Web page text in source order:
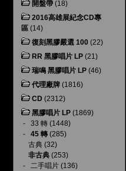
開盤帶 (18)
2016高雄展紀念CD專
區 (14)
復刻黑膠嚴選 100 (22)
RR 黑膠唱片 LP (21)
瑞鳴 黑膠唱片 LP (46)
代理廠牌 (1816)
CD (2312)
黑膠唱片 LP (1869)
- 33 轉 (1448)
- 45 轉 (285)
古典 (32)
非古典 (253)
- 二手唱片 (136)